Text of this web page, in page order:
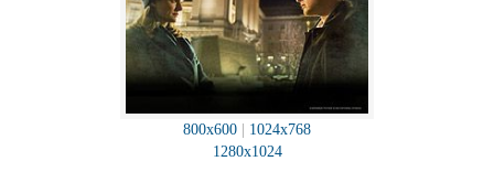
800x600
1024x768
1280x1024